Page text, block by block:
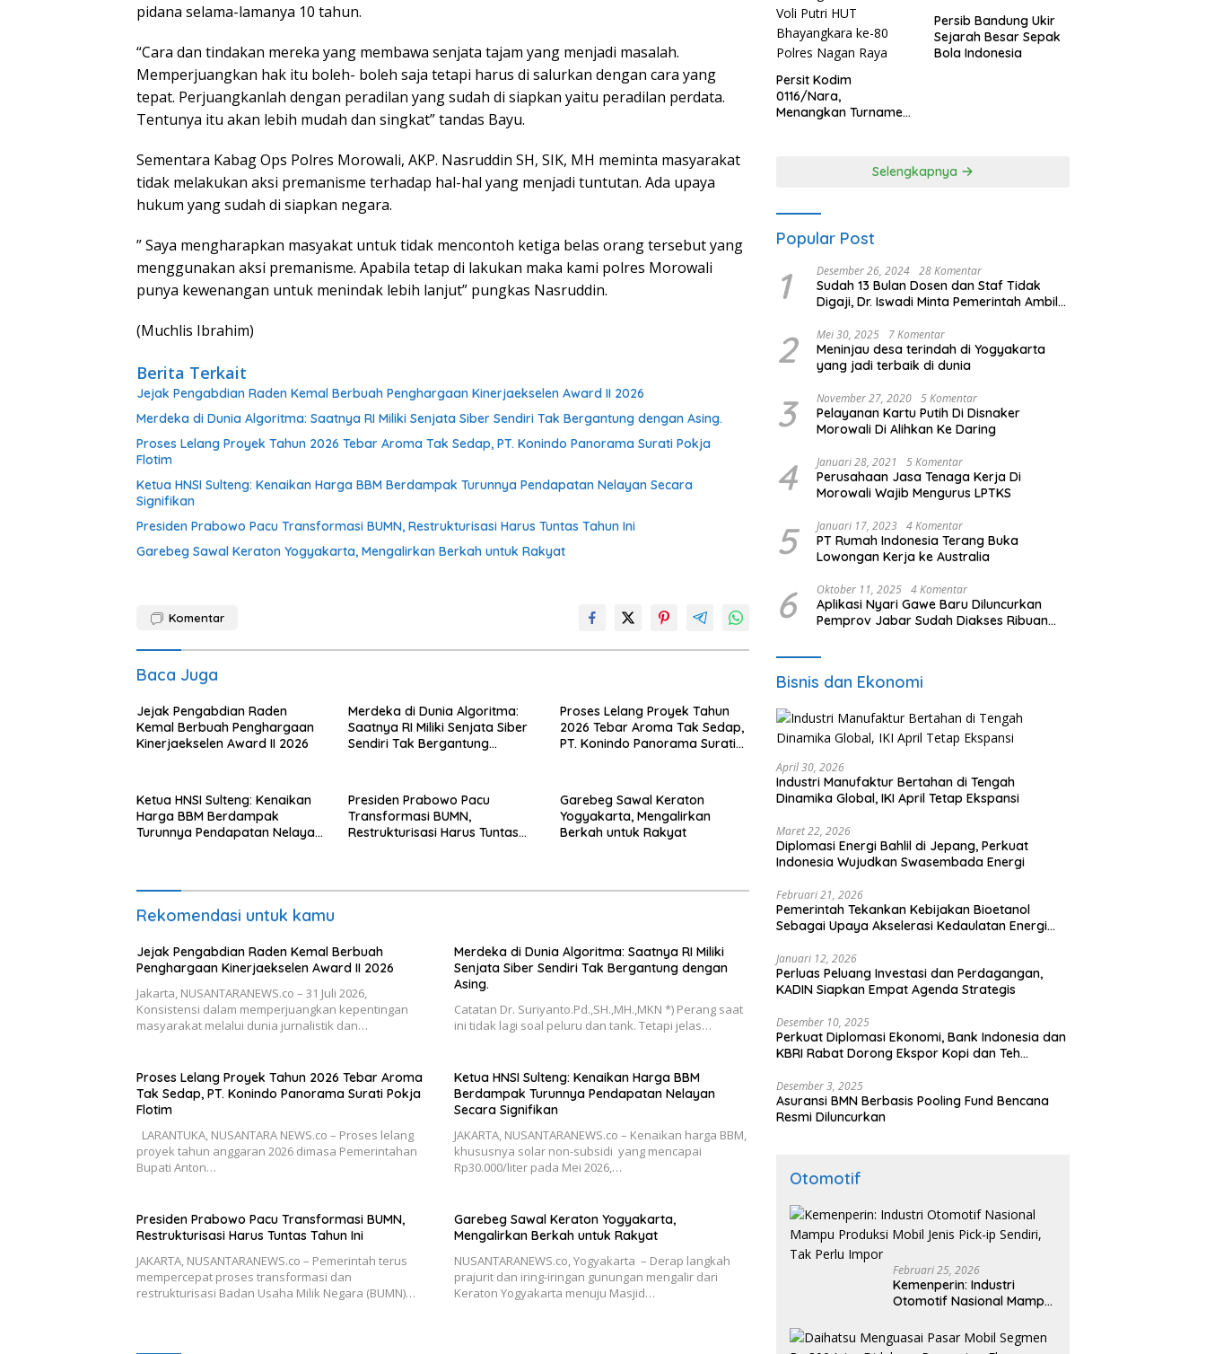
pidana selama-lamanya 10 tahun.
“Cara dan tindakan mereka yang membawa senjata tajam yang menjadi masalah.
Memperjuangkan hak itu boleh- boleh saja tetapi harus di salurkan dengan cara yang
tepat. Perjuangkanlah dengan peradilan yang sudah di siapkan yaitu peradilan perdata.
Tentunya itu akan lebih mudah dan singkat” tandas Bayu.
Sementara Kabag Ops Polres Morowali, AKP. Nasruddin SH, SIK, MH meminta masyarakat
tidak melakukan aksi premanisme terhadap hal-hal yang menjadi tuntutan. Ada upaya
hukum yang sudah di siapkan negara.
” Saya mengharapkan masyakat untuk tidak mencontoh ketiga belas orang tersebut yang
menggunakan aksi premanisme. Apabila tetap di lakukan maka kami polres Morowali
punya kewenangan untuk menindak lebih lanjut” pungkas Nasruddin.
(Muchlis Ibrahim)
Berita Terkait
Jejak Pengabdian Raden Kemal Berbuah Penghargaan Kinerjaekselen Award II 2026
Merdeka di Dunia Algoritma: Saatnya RI Miliki Senjata Siber Sendiri Tak Bergantung dengan Asing.
Proses Lelang Proyek Tahun 2026 Tebar Aroma Tak Sedap, PT. Konindo Panorama Surati Pokja
Flotim
Ketua HNSI Sulteng: Kenaikan Harga BBM Berdampak Turunnya Pendapatan Nelayan Secara
Signifikan
Presiden Prabowo Pacu Transformasi BUMN, Restrukturisasi Harus Tuntas Tahun Ini
Garebeg Sawal Keraton Yogyakarta, Mengalirkan Berkah untuk Rakyat
Komentar
Baca Juga
Jejak Pengabdian Raden
Kemal Berbuah Penghargaan
Kinerjaekselen Award II 2026
Merdeka di Dunia Algoritma:
Saatnya RI Miliki Senjata Siber
Sendiri Tak Bergantung
Proses Lelang Proyek Tahun
2026 Tebar Aroma Tak Sedap,
PT. Konindo Panorama Surati
Ketua HNSI Sulteng: Kenaikan
Harga BBM Berdampak
Turunnya Pendapatan Nelayan
Presiden Prabowo Pacu
Transformasi BUMN,
Restrukturisasi Harus Tuntas
Garebeg Sawal Keraton
Yogyakarta, Mengalirkan
Berkah untuk Rakyat
Rekomendasi untuk kamu
Jejak Pengabdian Raden Kemal Berbuah
Penghargaan Kinerjaekselen Award II 2026
Jakarta, NUSANTARANEWS.co – 31 Juli 2026,
Konsistensi dalam memperjuangkan kepentingan
masyarakat melalui dunia jurnalistik dan…
Merdeka di Dunia Algoritma: Saatnya RI Miliki
Senjata Siber Sendiri Tak Bergantung dengan
Asing.
Catatan Dr. Suriyanto.Pd.,SH.,MH.,MKN *) Perang saat
ini tidak lagi soal peluru dan tank. Tetapi jelas…
Proses Lelang Proyek Tahun 2026 Tebar Aroma
Tak Sedap, PT. Konindo Panorama Surati Pokja
Flotim
LARANTUKA, NUSANTARA NEWS.co – Proses lelang
proyek tahun anggaran 2026 dimasa Pemerintahan
Bupati Anton…
Ketua HNSI Sulteng: Kenaikan Harga BBM
Berdampak Turunnya Pendapatan Nelayan
Secara Signifikan
JAKARTA, NUSANTARANEWS.co – Kenaikan harga BBM,
khususnya solar non-subsidi yang mencapai
Rp30.000/liter pada Mei 2026,…
Presiden Prabowo Pacu Transformasi BUMN,
Restrukturisasi Harus Tuntas Tahun Ini
JAKARTA, NUSANTARANEWS.co – Pemerintah terus
mempercepat proses transformasi dan
restrukturisasi Badan Usaha Milik Negara (BUMN)…
Garebeg Sawal Keraton Yogyakarta,
Mengalirkan Berkah untuk Rakyat
NUSANTARANEWS.co, Yogyakarta – Derap langkah
prajurit dan iring-iringan gunungan mengalir dari
Keraton Yogyakarta menuju Masjid…
Persit Kodim
0116/Nara,
Menangkan Turnamen
Persib Bandung Ukir
Sejarah Besar Sepak
Bola Indonesia
Selengkapnya
Popular Post
1 Desember 26, 2024 28 Komentar
Sudah 13 Bulan Dosen dan Staf Tidak
Digaji, Dr. Iswadi Minta Pemerintah Ambil
2 Mei 30, 2025 7 Komentar
Meninjau desa terindah di Yogyakarta
yang jadi terbaik di dunia
3 November 27, 2020 5 Komentar
Pelayanan Kartu Putih Di Disnaker
Morowali Di Alihkan Ke Daring
4 Januari 28, 2021 5 Komentar
Perusahaan Jasa Tenaga Kerja Di
Morowali Wajib Mengurus LPTKS
5 Januari 17, 2023 4 Komentar
PT Rumah Indonesia Terang Buka
Lowongan Kerja ke Australia
6 Oktober 11, 2025 4 Komentar
Aplikasi Nyari Gawe Baru Diluncurkan
Pemprov Jabar Sudah Diakses Ribuan
Bisnis dan Ekonomi
April 30, 2026
Industri Manufaktur Bertahan di Tengah
Dinamika Global, IKI April Tetap Ekspansi
Maret 22, 2026
Diplomasi Energi Bahlil di Jepang, Perkuat
Indonesia Wujudkan Swasembada Energi
Februari 21, 2026
Pemerintah Tekankan Kebijakan Bioetanol
Sebagai Upaya Akselerasi Kedaulatan Energi
Januari 12, 2026
Perluas Peluang Investasi dan Perdagangan,
KADIN Siapkan Empat Agenda Strategis
Desember 10, 2025
Perkuat Diplomasi Ekonomi, Bank Indonesia dan
KBRI Rabat Dorong Ekspor Kopi dan Teh
Desember 3, 2025
Asuransi BMN Berbasis Pooling Fund Bencana
Resmi Diluncurkan
Otomotif
Februari 25, 2026
Kemenperin: Industri
Otomotif Nasional Mampu
ip Sendiri, Tak Perlu Impor